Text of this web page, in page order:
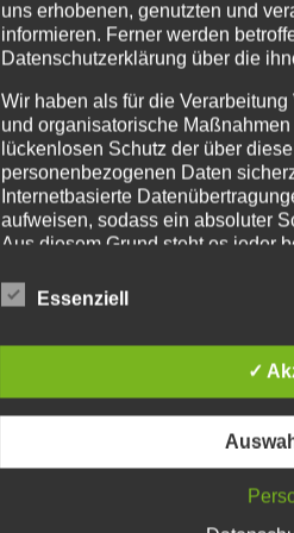
uns erhobenen, genutzten und
informieren. Ferner werden
Datenschutzerklärung über die
Wir haben als für die
und organisatorische
lückenlosen Schutz der über
personenbezogenen Daten
Internetbasierte
aufweisen, sodass ein absoluter
Aus diesem Grund steht es jeder
telefonisch, an uns zu übermitteln.
Die Datenschutzerklärung beruht
Datenschutz-Grundverordnung
Datenschutzerklärung soll
Kunden und Geschäftspartner
dies zu gewährleisten, möchten
Essenziell
✓